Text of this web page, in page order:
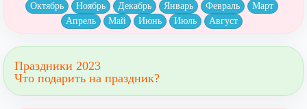
Октябрь Ноябрь Декабрь Январь Февраль
Март
Апрель
Май Июнь Июль Август
Праздники 2023
Что подарить на праздник?